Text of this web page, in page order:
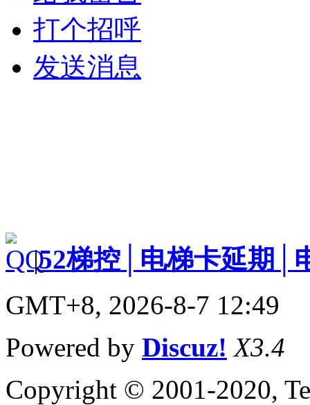
打个招呼
发送消息
|52梯控│电梯卡延期│
GMT+8, 2026-8-7 12:49
Powered by Discuz! X3.4
Copyright © 2001-2020,